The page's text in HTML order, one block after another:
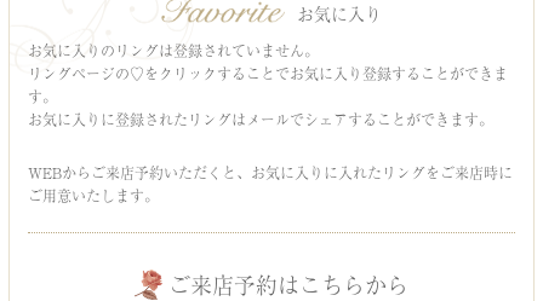
お気に入り
お気に入りのリングは登録されていません。
リングページの♡をクリックすることでお気に入り登録することができま
す。
お気に入りに登録されたリングはメールでシェアすることができます。
WEBからご来店予約いただくと、お気に入りに入れたリングをご来店時に
ご用意いたします。
ご来店予約はこちらから